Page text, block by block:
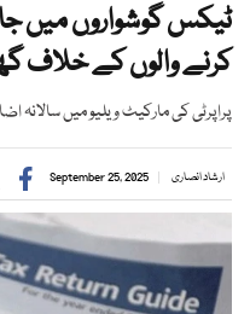
ٹیکس گوشواروں میں
کرنے والوں کے خلاف
پراپرٹی کی مارکیٹ ویلیو میں سالانہ
ارشاد انصاری September 25, 2025